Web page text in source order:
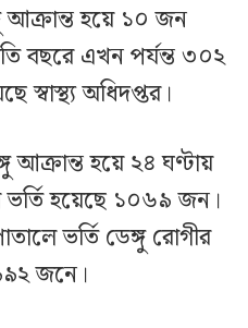
আক্রান্ত হয়ে ১০ জন
বছরে এখন পর্যন্ত ৩০২
স্বাস্থ্য অধিদপ্তর।
হয়ে ২৪ ঘণ্টায়
ভর্তি হয়েছে ১০৬৯ জন।
ভর্তি ডেঙ্গু রোগীর
জনে।